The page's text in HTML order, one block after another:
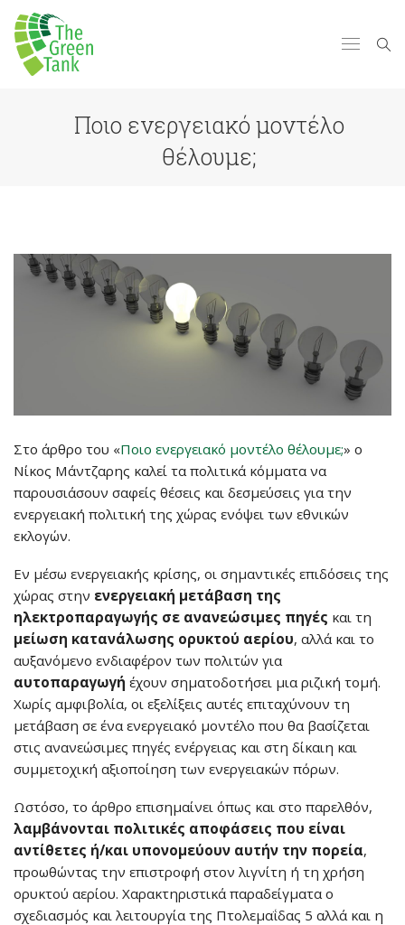
Ποιο ενεργειακό μοντέλο
θέλουμε;
Στο άρθρο του «Ποιο ενεργειακό μοντέλο θέλουμε;» ο
Νίκος Μάντζαρης καλεί τα πολιτικά κόμματα να
παρουσιάσουν σαφείς θέσεις και δεσμεύσεις για την
ενεργειακή πολιτική της χώρας ενόψει των εθνικών
εκλογών.
Εν μέσω ενεργειακής κρίσης, οι σημαντικές επιδόσεις της
χώρας στην ενεργειακή μετάβαση της
ηλεκτροπαραγωγής σε ανανεώσιμες πηγές και τη
μείωση κατανάλωσης ορυκτού αερίου, αλλά και το
αυξανόμενο ενδιαφέρον των πολιτών για
αυτοπαραγωγή έχουν σηματοδοτήσει μια ριζική τομή.
Χωρίς αμφιβολία, οι εξελίξεις αυτές επιταχύνουν τη
μετάβαση σε ένα ενεργειακό μοντέλο που θα βασίζεται
στις ανανεώσιμες πηγές ενέργειας και στη δίκαιη και
συμμετοχική αξιοποίηση των ενεργειακών πόρων.
Ωστόσο, το άρθρο επισημαίνει όπως και στο παρελθόν,
λαμβάνονται πολιτικές αποφάσεις που είναι
αντίθετες ή/και υπονομεύουν αυτήν την πορεία,
προωθώντας την επιστροφή στον λιγνίτη ή τη χρήση
ορυκτού αερίου. Χαρακτηριστικά παραδείγματα ο
σχεδιασμός και λειτουργία της Πτολεμαΐδας 5 αλλά και η